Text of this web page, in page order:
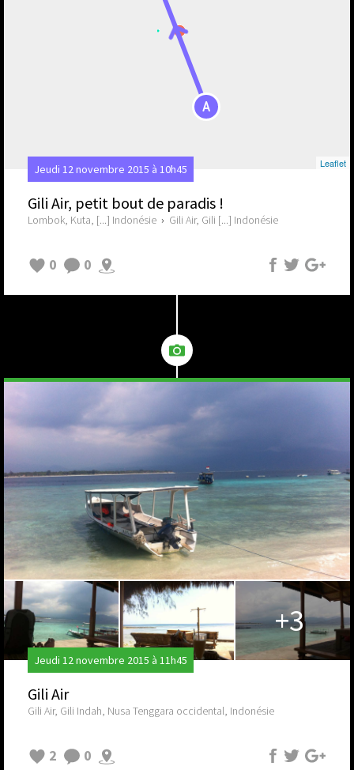
A
Leaflet
Jeudi 12 novembre 2015 à 10h45
Gili Air, petit bout de paradis !
Lombok, Kuta, [...] Indonésie › Gili Air, Gili [...] Indonésie
0 0
+3
Jeudi 12 novembre 2015 à 11h45
Gili Air
Gili Air, Gili Indah, Nusa Tenggara occidental, Indonésie
2 0